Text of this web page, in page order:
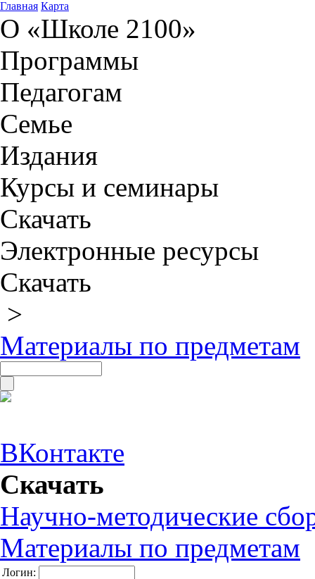
Главная Карта
О «Школе 2100»
Программы
Педагогам
Семье
Издания
Курсы и семинары
Скачать
Электронные ресурсы
Скачать
>
Материалы по предметам
ВКонтакте
Скачать
Научно-методические
Материалы по предметам
Логин: